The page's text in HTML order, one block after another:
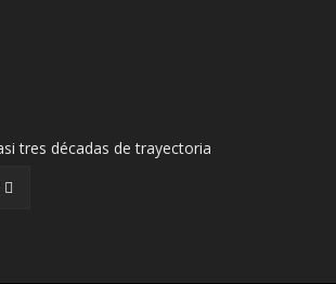
tres décadas de trayectoria